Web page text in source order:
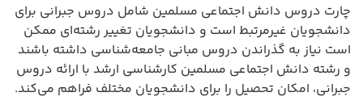
چارت دروس دانش اجتماعی مسلمین شامل دروس جبرانی برای
دانشجویان غیرمرتبط است و دانشجویان تغییر رشته‌ای ممکن
است نیاز به گذراندن دروس مبانی جامعه‌شناسی داشته باشند
و رشته دانش اجتماعی مسلمین کارشناسی ارشد با ارائه دروس
جبرانی، امکان تحصیل را برای دانشجویان مختلف فراهم می‌کند.